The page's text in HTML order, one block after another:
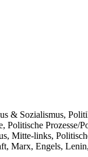
& Sozialismus,
Prozesse/
Mitte-links,
Marx, Engels,